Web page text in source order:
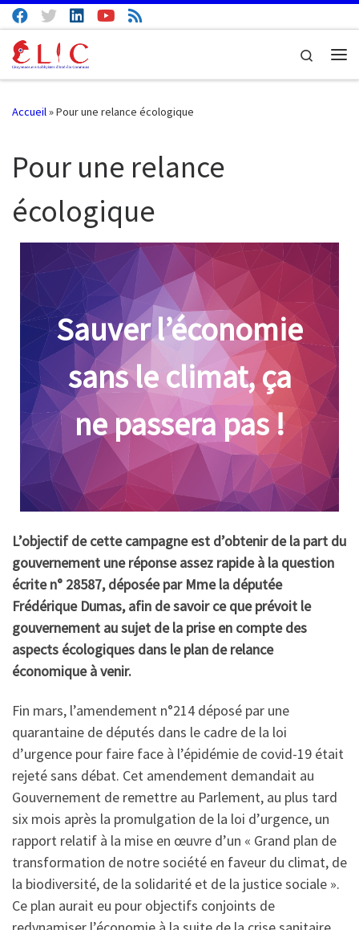
Passer au contenu
Search
Accueil»Pour une relance écologique
Pour une relance
écologique
Sauver l’économie
sans le climat, ça
ne passera pas !
L’objectif de cette campagne est d’obtenir de la part du
gouvernement une réponse assez rapide à la question
écrite n° 28587, déposée par Mme la députée
Frédérique Dumas, afin de savoir ce que prévoit le
gouvernement au sujet de la prise en compte des
aspects écologiques dans le plan de relance
économique à venir.
Fin mars, l’amendement n°214 déposé par une
quarantaine de députés dans le cadre de la loi
d’urgence pour faire face à l’épidémie de covid-19 était
rejeté sans débat. Cet amendement demandait au
Gouvernement de remettre au Parlement, au plus tard
six mois après la promulgation de la loi d’urgence, un
rapport relatif à la mise en œuvre d’un « Grand plan de
transformation de notre société en faveur du climat, de
la biodiversité, de la solidarité et de la justice sociale ».
Ce plan aurait eu pour objectifs conjoints de